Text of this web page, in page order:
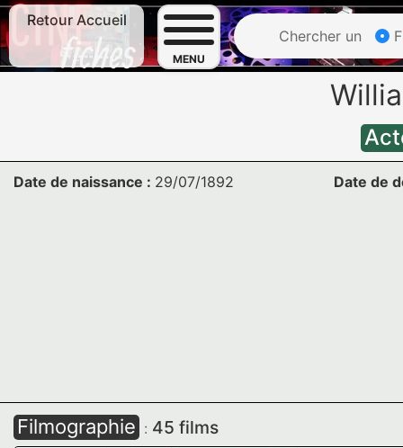
Retour Accueil
MENU
Chercher un
Date de naissance : 29/07/1892 Date de
Filmographie : 45 films